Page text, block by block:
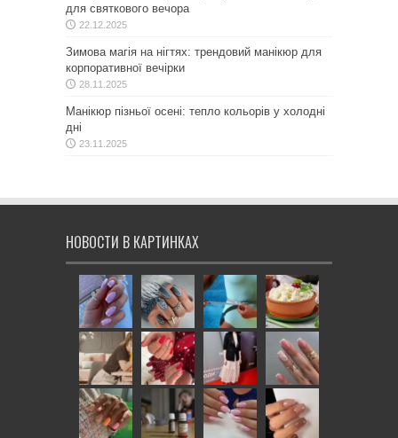
для святкового вечора
22.12.2025
Зимова магія на нігтях: трендовий манікюр для
корпоративної вечірки
28.11.2025
Манікюр пізньої осені: тепло кольорів у холодні
дні
23.11.2025
НОВОСТИ В КАРТИНКАХ